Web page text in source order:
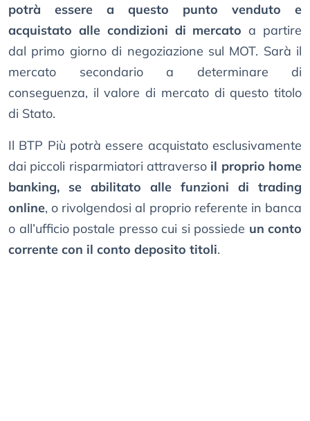
potrà essere a questo punto venduto e
acquistato alle condizioni di mercato a partire
dal primo giorno di negoziazione sul MOT. Sarà il
mercato secondario a determinare di
conseguenza, il valore di mercato di questo titolo
di Stato.
Il BTP Più potrà essere acquistato esclusivamente
dai piccoli risparmiatori attraverso il proprio home
banking, se abilitato alle funzioni di trading
online, o rivolgendosi al proprio referente in banca
o all’ufficio postale presso cui si possiede un conto
corrente con il conto deposito titoli.